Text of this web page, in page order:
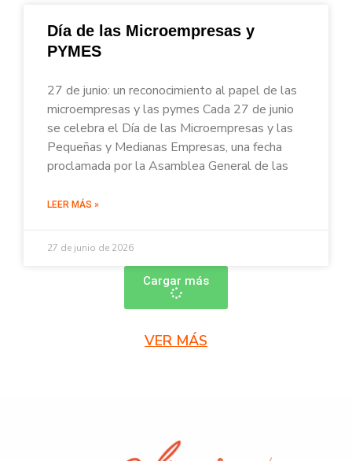
Día de las Microempresas y
PYMES
27 de junio: un reconocimiento al papel de las
microempresas y las pymes Cada 27 de junio
se celebra el Día de las Microempresas y las
Pequeñas y Medianas Empresas, una fecha
proclamada por la Asamblea General de las
LEER MÁS »
27 de junio de 2026
Cargar más
VER MÁS